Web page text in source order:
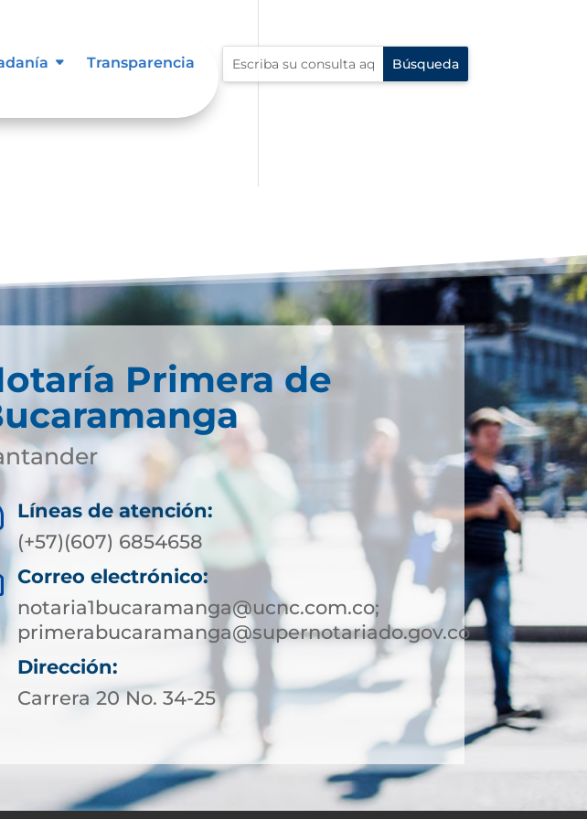
Transparencia
Primera de
Líneas de atención:
(+57)(607) 6854658
Correo electrónico:
notaria1bucaramanga@ucnc.com.co;
primerabucaramanga@supernotariado.gov.co
Dirección:
Carrera 20 No. 34-25